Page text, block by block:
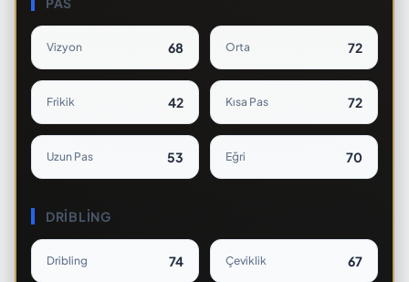
Vizyon 68 Orta 72
Frikik 42 Kısa Pas 72
Uzun Pas 53 Eğri 70
DRIBLING
Dribling 74 Çeviklik 67